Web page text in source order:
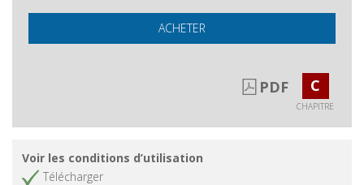
Sobre los autores Obtenir le chapitre
ACHETER
PDF C
CHAPITRE
Voir les conditions d’utilisation
Télécharger